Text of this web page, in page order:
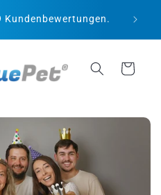
Es gibt ihn
😉
Warenkorb